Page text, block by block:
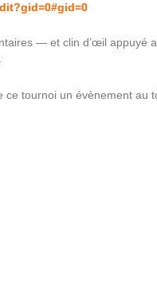
— et clin d’œil appuyé
ce tournoi un évènement au